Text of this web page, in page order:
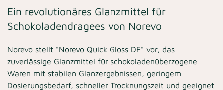
Ein revolutionäres Glanzmittel für
Schokoladendragees von Norevo
Norevo stellt "Norevo Quick Gloss DF" vor, das
zuverlässige Glanzmittel für schokoladenüberzogene
Waren mit stabilen Glanzergebnissen, geringem
Dosierungsbedarf, schneller Trocknungszeit und geeignet